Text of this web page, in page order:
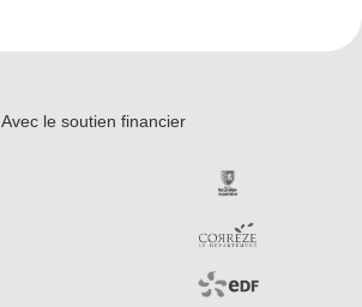
Avec le soutien financier